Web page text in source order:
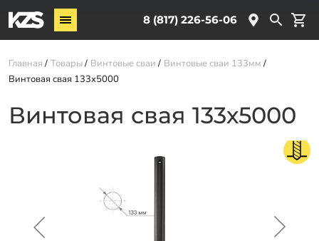
8 (817) 226-56-06
Винтовые сваи
Комплектующие
Услуги
О компании
Доставка
Главная Товары Винтовые сваи
Винтовые сваи 133мм
Винтовая свая 133х5000
Винтовая свая 133х5000